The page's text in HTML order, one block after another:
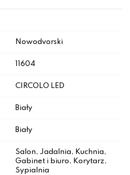
Nowodvorski
11604
CIRCOLO LED
Biały
Biały
Salon, Jadalnia, Kuchnia,
Gabinet i biuro, Korytarz,
Sypialnia